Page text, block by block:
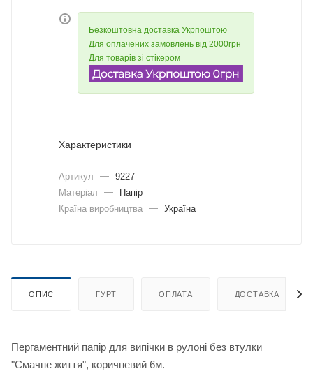
Безкоштовна доставка Укрпоштою
Для оплачених замовлень від 2000грн
Для товарів зі стікером
Характеристики
Артикул — 9227
Матеріал
—
Папір
Країна виробництва — Україна
ОПИС ГУРТ ОПЛАТА ДОСТАВКА
Пергаментний папір для випічки в рулоні без втулки
"Смачне життя", коричневий 6м.